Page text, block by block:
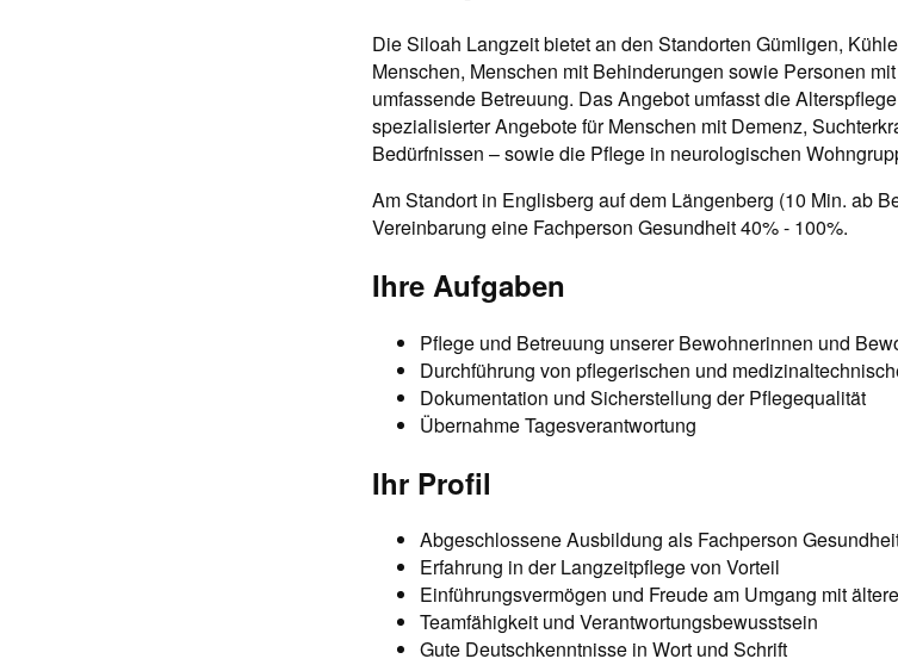
Die Siloah Langzeit bietet an den Standorten Gümligen,
Menschen, Menschen mit Behinderungen sowie Personen
umfassende Betreuung. Das Angebot umfasst die
spezialisierter Angebote für Menschen mit Demenz,
Bedürfnissen – sowie die Pflege in neurologischen
Am Standort in Englisberg auf dem Längenberg (10 Min. ab
Vereinbarung eine Fachperson Gesundheit 40% - 100%.
Ihre Aufgaben
Pflege und Betreuung unserer Bewohnerinnen und
Durchführung von pflegerischen und
Dokumentation und Sicherstellung der Pflegequalität
Übernahme Tagesverantwortung
Ihr Profil
Abgeschlossene Ausbildung als Fachperson
Erfahrung in der Langzeitpflege von Vorteil
Einführungsvermögen und Freude am Umgang mit
Teamfähigkeit und Verantwortungsbewusstsein
Gute Deutschkenntnisse in Wort und Schrift